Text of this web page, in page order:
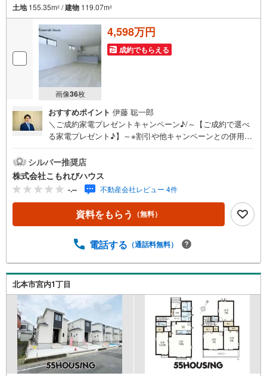
土地155.35m2 /建物 119.07m2
画像36枚
4,598万円
成約でもらえる
おすすめポイント 伊藤 聡一郎
＼ご成約家電プレゼントキャンペーン♪/～【ご成約で選べ
る家電プレゼント♪】～※割引や他キャンペーンとの併用は
士】・【大手ハウスメーカー経験者】・【ローンアドバイ
ザー】がサポートいたします！さいたま市・上尾市・桶川
市・北本市・鴻巣市・川島町・伊奈町・蓮田市・白岡市エ
リアの新築戸建て、中古戸建て、マンション、土地などの
取り扱いに特化しております！【Komorebi houseの強み】
☆新築・中古戸建て購入の方☆●毎年、提携業者（第三者機
ション）と同等検査が無料で行えます！☆レスポンス☆●内
談！ローン計画書もすぐお送りいたします！☆住宅ローン
☆●提携銀行多数、たくさんの銀行さんをご紹介できます！
●他社で否決・減額になってしまった方も承認実績あり！
シルバー推奨店
株式会社こもれびハウス
-.-- 不動産会社レビュー 4件
資料をもらう （無料）
電話する （通話料無料）
北本市宮内1丁目